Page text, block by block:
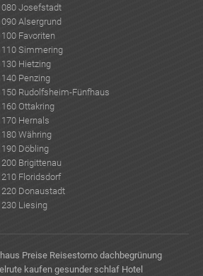
Josefstadt
Alsergrund
Favoriten
Simmering
Hietzing
Penzing
Rudolfsheim-Fünfhaus
Ottakring
Hernals
Währing
Döbling
Brigittenau
Floridsdorf
Donaustadt
Liesing
Preise Reisestorno dachbegrünung
kaufen gesunder schlaf Hotel